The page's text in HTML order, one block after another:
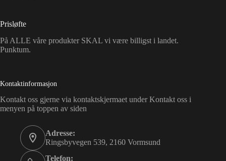
Prisløfte
På ALLE våre produkter SKAL vi være billigst i landet.
Punktum.
Kontaktinformasjon
Kontakt oss gjerne via kontaktskjermaet under Kontakt oss i
menyen på toppen av siden
Adresse:
Ringsbyvegen 539, 2160 Vormsund
Telefon: